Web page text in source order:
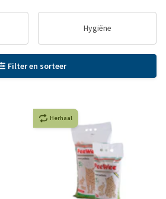
Hygiëne
Filter en sorteer
Herhaal